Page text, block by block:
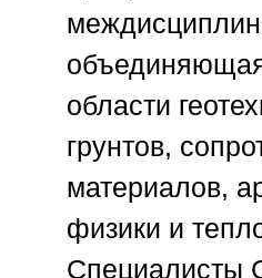
области
грунтов,
материалов,
физики и
Специалисты